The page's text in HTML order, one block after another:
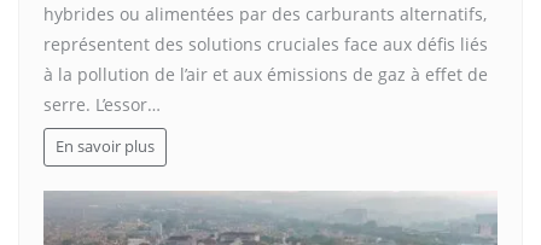
hybrides ou alimentées par des carburants alternatifs,
représentent des solutions cruciales face aux défis liés
à la pollution de l’air et aux émissions de gaz à effet de
serre. L’essor…
En savoir plus